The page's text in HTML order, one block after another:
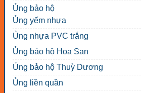
Ủng bảo hộ
Ủng yếm nhựa
Ủng nhựa PVC trắng
Ủng bảo hộ Hoa San
Ủng bảo hộ Thuỳ Dương
Ủng liền quần